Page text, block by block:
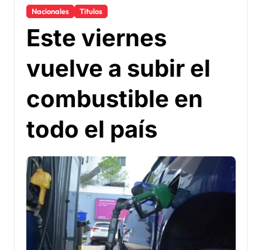
Nacionales Titulos
Este viernes
vuelve a subir el
combustible en
todo el país